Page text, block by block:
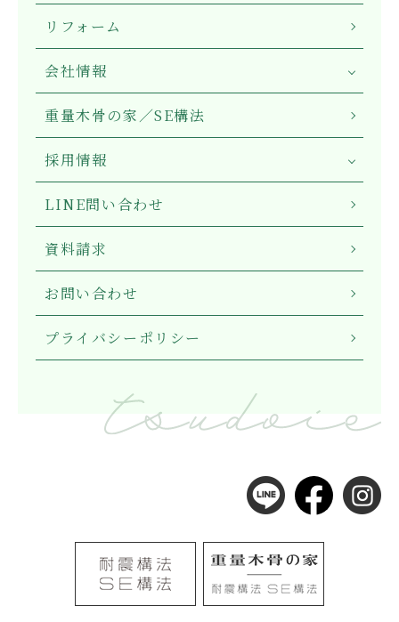
リフォーム
会社情報
重量木骨の家／SE構法
採用情報
LINE問い合わせ
資料請求
お問い合わせ
プライバシーポリシー